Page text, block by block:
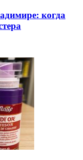
когда